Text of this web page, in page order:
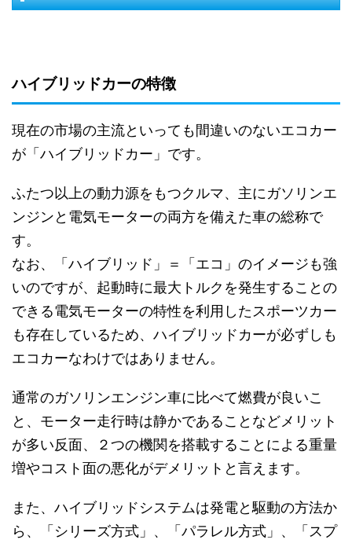
ハイブリッドカーの特徴
現在の市場の主流といっても間違いのないエコカー
が「ハイブリッドカー」です。
ふたつ以上の動力源をもつクルマ、主にガソリンエ
ンジンと電気モーターの両方を備えた車の総称で
す。
なお、「ハイブリッド」＝「エコ」のイメージも強
いのですが、起動時に最大トルクを発生することの
できる電気モーターの特性を利用したスポーツカー
も存在しているため、ハイブリッドカーが必ずしも
エコカーなわけではありません。
通常のガソリンエンジン車に比べて燃費が良いこ
と、モーター走行時は静かであることなどメリット
が多い反面、２つの機関を搭載することによる重量
増やコスト面の悪化がデメリットと言えます。
また、ハイブリッドシステムは発電と駆動の方法か
ら、「シリーズ方式」、「パラレル方式」、「スプ